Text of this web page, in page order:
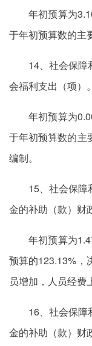
年初预算为
于年初预算数的主
14、社会保障
会福利支出（项）。
年初预算为
于年初预算数的主
编制。
15、社会保障
金的补助（款）财
年初预算为
预算的123.13%，
员增加，人员经费
16、社会保障
金的补助（款）财